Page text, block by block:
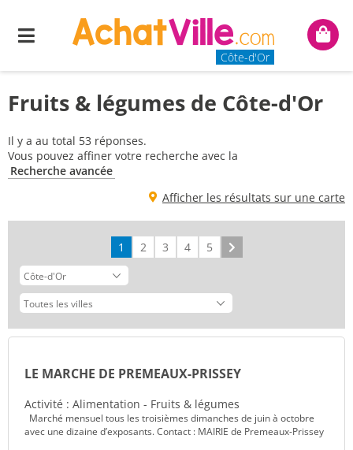
Menu
Côte-d'Or
Mon
Fruits & légumes de Côte-d'Or
Il y a au total 53 réponses.
Vous pouvez affiner votre recherche avec la
Recherche avancée
Afficher les résultats sur une carte
1 2 3 4 5
LE MARCHE DE PREMEAUX-PRISSEY
Activité : Alimentation - Fruits & légumes
Marché mensuel tous les troisièmes dimanches de juin à octobre
avec une dizaine d’exposants. Contact : MAIRIE de Premeaux-Prissey